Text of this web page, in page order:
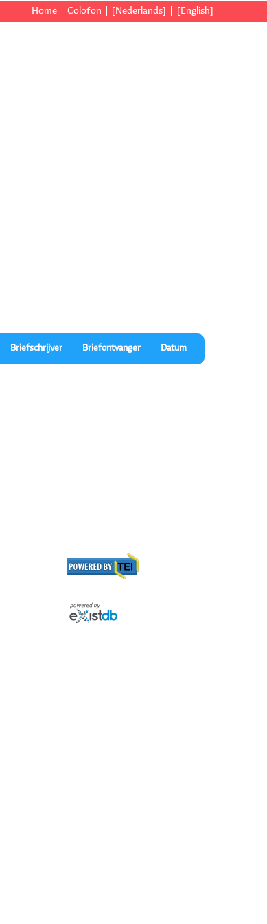
Home Colofon [Nederlands] [English]
Briefschrijver Briefontvanger Datum